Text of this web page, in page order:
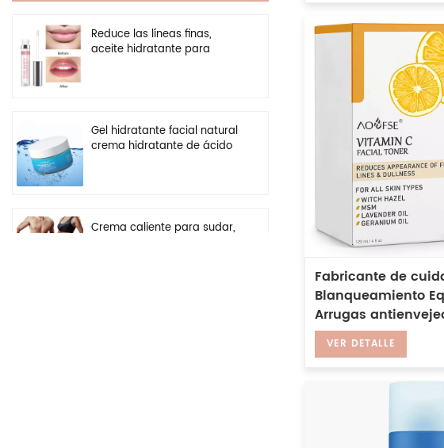
Fabricante de
Blanqueamiento
Arrugas
Vitamina C Tónico
VER DETALLE
Reduce las líneas finas,
aceite hidratante para
Gel hidratante facial natural
crema hidratante de ácido
Crema caliente para sudar,